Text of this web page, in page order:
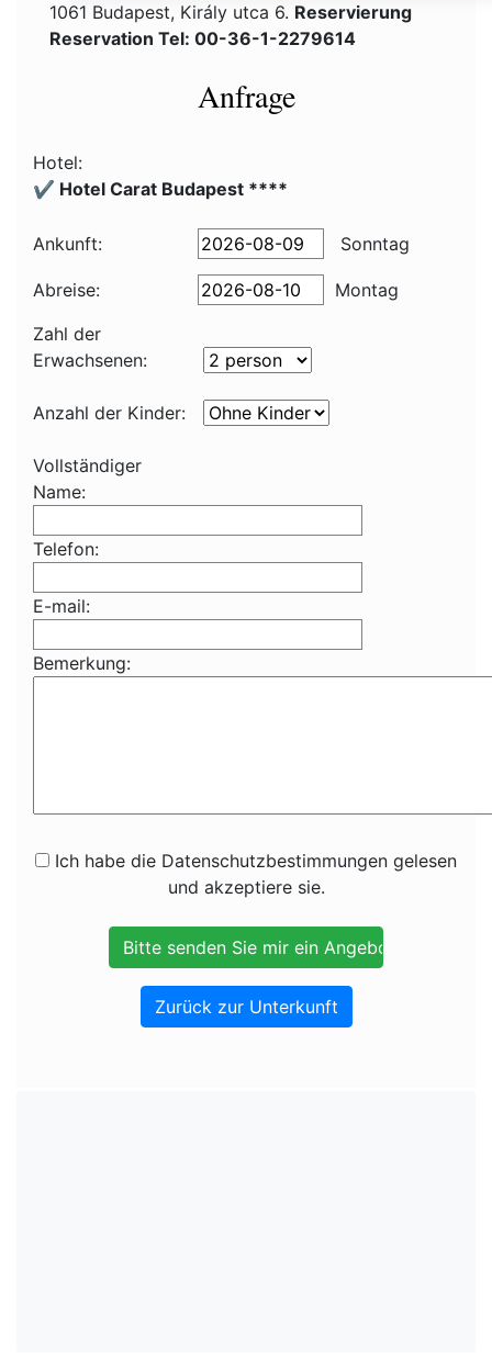
1061 Budapest, Király utca 6. Reservierung
Reservation Tel: 00-36-1-2279614
Anfrage
Hotel:
✔️ Hotel Carat Budapest ****
Ankunft: Sonntag
Abreise:
Montag
Zahl der
Erwachsenen:
Anzahl der Kinder:
Vollständiger
Name:
Telefon:
E-mail:
Bemerkung:
Ich habe die Datenschutzbestimmungen gelesen
und akzeptiere sie.
Zurück zur Unterkunft